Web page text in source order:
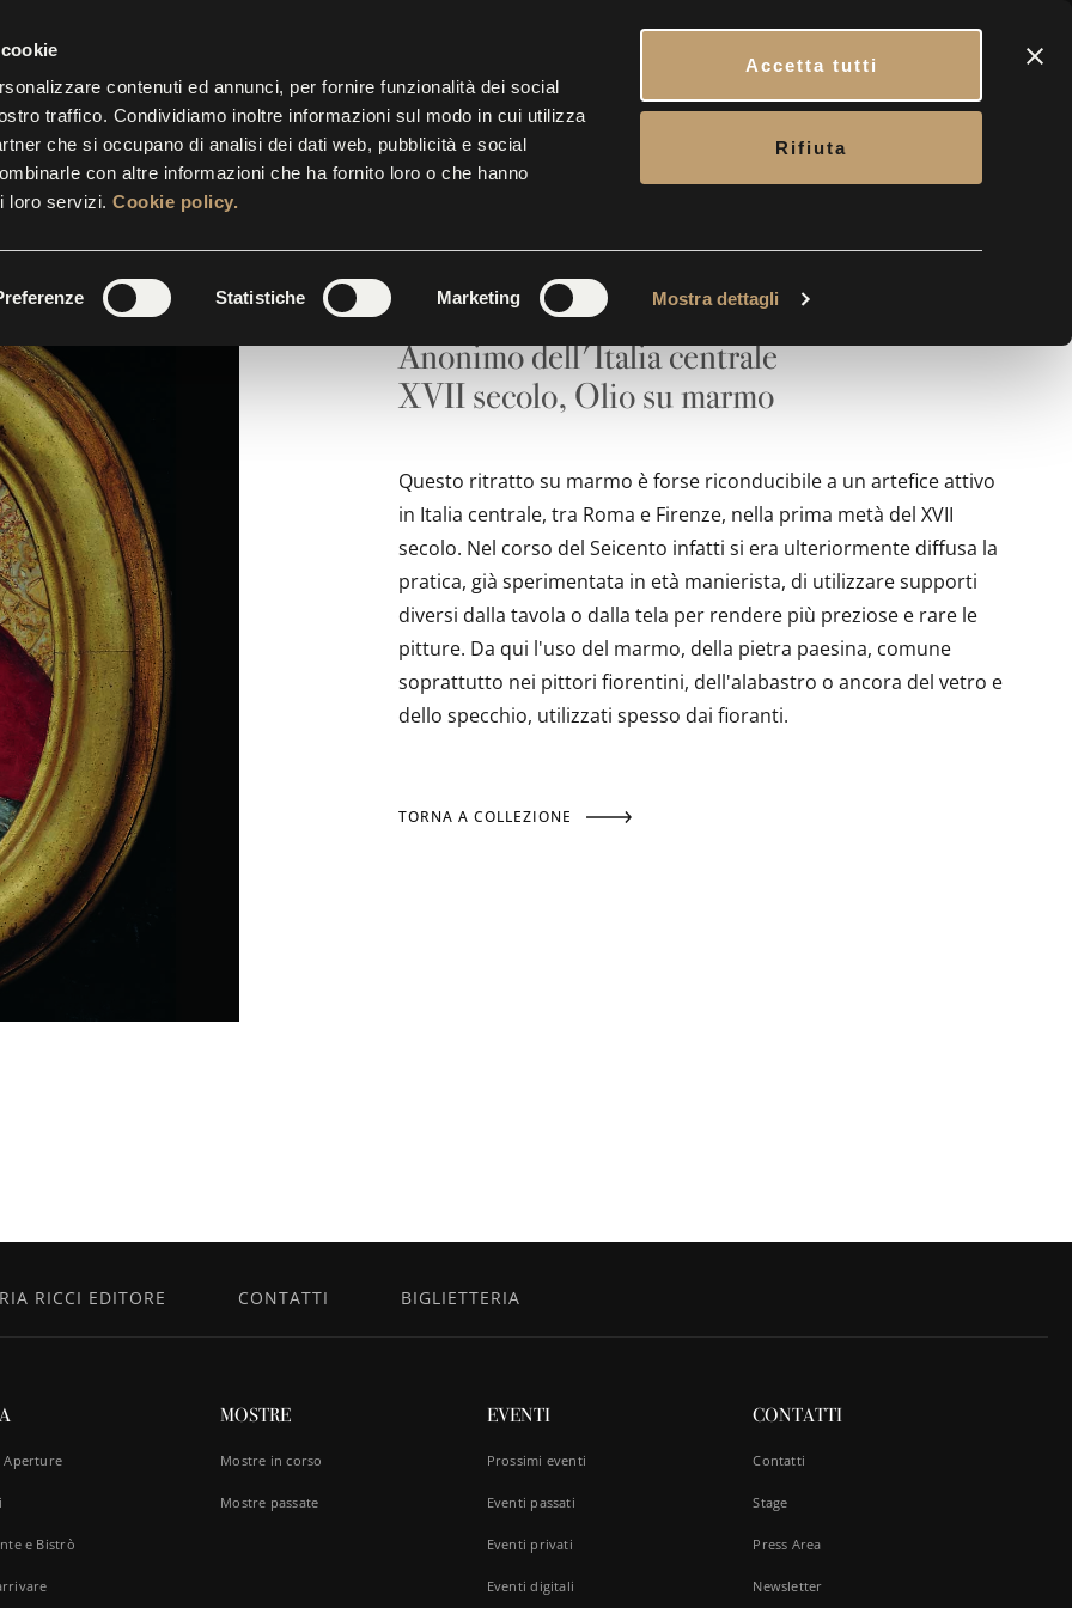
contenuti ed annunci, per fornire funzionalità dei social
traffico. Condividiamo inoltre informazioni sul modo in cui utilizza
che si occupano di analisi dei dati web, pubblicità e social
con altre informazioni che ha fornito loro o che hanno
loro servizi.Cookie policy.
Statistiche Marketing Mostra dettagli
Accetta tutti
Rifiuta
APERTA FINO ALLE 17.30
EVENTI INIZIATIVE SUITES GALLERY BIGLIETTERIA
Ritratto di cardinale
Anonimo dell'Italia centrale
XVII secolo, Olio su marmo
Questo ritratto su marmo è forse riconducibile a un artefice attivo
in Italia centrale, tra Roma e Firenze, nella prima metà del XVII
secolo. Nel corso del Seicento infatti si era ulteriormente diffusa la
pratica, già sperimentata in età manierista, di utilizzare supporti
diversi dalla tavola o dalla tela per rendere più preziose e rare le
pitture. Da qui l'uso del marmo, della pietra paesina, comune
soprattutto nei pittori fiorentini, dell'alabastro o ancora del vetro e
dello specchio, utilizzati spesso dai fioranti.
TORNA A COLLEZIONE
RICCI EDITORE CONTATTI BIGLIETTERIA
Aperture
e Bistrò
MOSTRE
Mostre in corso
Mostre passate
EVENTI
Prossimi eventi
Eventi passati
Eventi privati
Eventi digitali
CONTATTI
Contatti
Stage
Press Area
Newsletter